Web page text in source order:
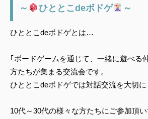
～ ひととこdeボドゲ ～
ひととこdeボドゲとは…
｢ボードゲームを通じて、一緒に遊べる
方たちが集まる交流会です。
ひととこdeボドゲでは対話交流を大切に
10代～30代の様々な方たちにご参加頂い